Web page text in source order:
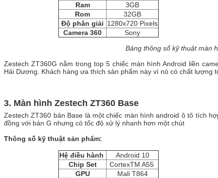
Ram
3GB
Rom
32GB
Độ phân giải 1280x720 Pixels
Camera 360
Sony
Bảng thông số kỹ thuật màn
Zestech ZT360G nằm trong top 5 chiếc màn hình Android liền
Hải Dương. Khách hàng ưa thích sản phẩm này vì nó có chất lượng
3. Màn hình Zestech ZT360 Base
Zestech ZT360 bản Base là một chiếc màn hình android ô tô tích
đồng với bản G nhưng có tốc độ xử lý nhanh hơn một chút
Thông số kỹ thuật sản phẩm:
Hệ điều hành
Android 10
Chip Set
CortexTM A55
GPU
Mali T864